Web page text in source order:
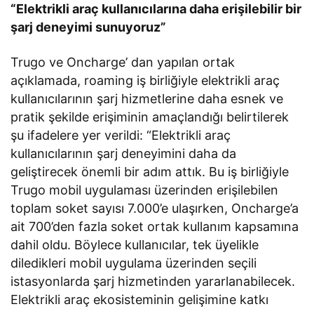
“Elektrikli araç kullanıcılarına daha erişilebilir bir
şarj deneyimi sunuyoruz”
Trugo ve Oncharge’ dan yapılan ortak
açıklamada, roaming iş birliğiyle elektrikli araç
kullanıcılarının şarj hizmetlerine daha esnek ve
pratik şekilde erişiminin amaçlandığı belirtilerek
şu ifadelere yer verildi: “Elektrikli araç
kullanıcılarının şarj deneyimini daha da
geliştirecek önemli bir adım attık. Bu iş birliğiyle
Trugo mobil uygulaması üzerinden erişilebilen
toplam soket sayısı 7.000’e ulaşırken, Oncharge’a
ait 700’den fazla soket ortak kullanım kapsamına
dahil oldu. Böylece kullanıcılar, tek üyelikle
diledikleri mobil uygulama üzerinden seçili
istasyonlarda şarj hizmetinden yararlanabilecek.
Elektrikli araç ekosisteminin gelişimine katkı